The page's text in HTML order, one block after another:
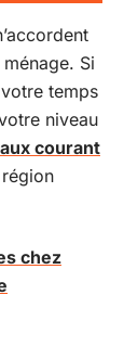
Si
temps
niveau
courant
chez